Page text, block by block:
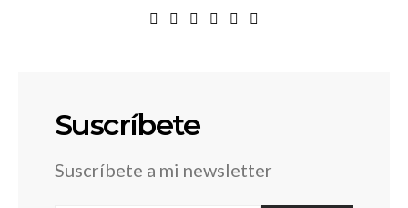
Suscríbete
Suscríbete a mi newsletter